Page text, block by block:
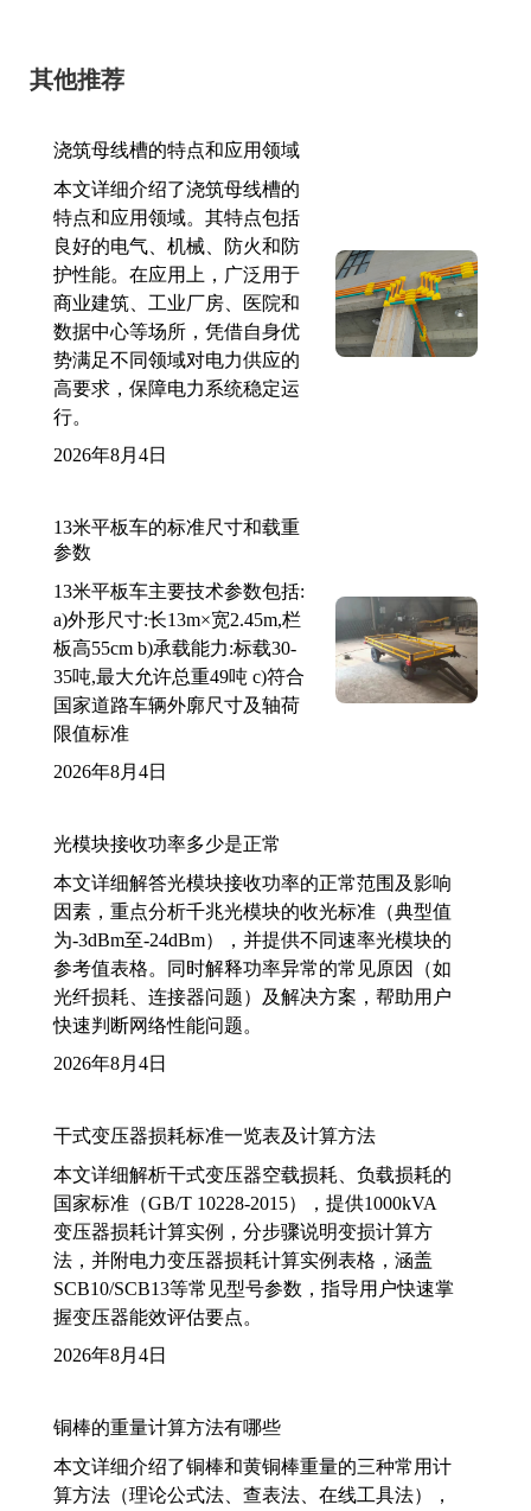
其他推荐
浇筑母线槽的特点和应用领域
本文详细介绍了浇筑母线槽的
特点和应用领域。其特点包括
良好的电气、机械、防火和防
护性能。在应用上，广泛用于
商业建筑、工业厂房、医院和
数据中心等场所，凭借自身优
势满足不同领域对电力供应的
高要求，保障电力系统稳定运
行。
2026年8月4日
13米平板车的标准尺寸和载重
参数
13米平板车主要技术参数包括:
a)外形尺寸:长13m×宽2.45m,栏
板高55cm b)承载能力:标载30-
35吨,最大允许总重49吨 c)符合
国家道路车辆外廓尺寸及轴荷
限值标准
2026年8月4日
光模块接收功率多少是正常
本文详细解答光模块接收功率的正常范围及影响
因素，重点分析千兆光模块的收光标准（典型值
为-3dBm至-24dBm），并提供不同速率光模块的
参考值表格。同时解释功率异常的常见原因（如
光纤损耗、连接器问题）及解决方案，帮助用户
快速判断网络性能问题。
2026年8月4日
干式变压器损耗标准一览表及计算方法
本文详细解析干式变压器空载损耗、负载损耗的
国家标准（GB/T 10228-2015），提供1000kVA
变压器损耗计算实例，分步骤说明变损计算方
法，并附电力变压器损耗计算实例表格，涵盖
SCB10/SCB13等常见型号参数，指导用户快速掌
握变压器能效评估要点。
2026年8月4日
铜棒的重量计算方法有哪些
本文详细介绍了铜棒和黄铜棒重量的三种常用计
算方法（理论公式法、查表法、在线工具法），